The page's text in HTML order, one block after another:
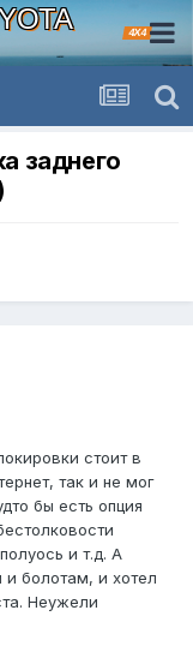
4X4
заднего
стоит в
так и не мог
бы есть опция
и т.д. А
и болотам, и хотел
Неужели